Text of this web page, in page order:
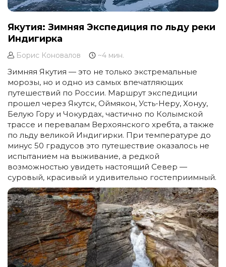
Якутия: Зимняя Экспедиция по льду реки
Индигирка
Борис Коновалов ~4 мин.
Зимняя Якутия — это не только экстремальные
морозы, но и одно из самых впечатляющих
путешествий по России. Маршрут экспедиции
прошел через Якутск, Оймякон, Усть-Неру, Хонуу,
Белую Гору и Чокурдах, частично по Колымской
трассе и перевалам Верхоянского хребта, а также
по льду великой Индигирки. При температуре до
минус 50 градусов это путешествие оказалось не
испытанием на выживание, а редкой
возможностью увидеть настоящий Север —
суровый, красивый и удивительно гостеприимный.